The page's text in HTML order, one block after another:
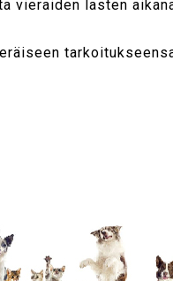
vieraiden lasten